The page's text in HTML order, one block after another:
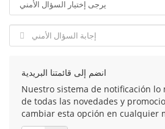
انضم إلى قائمتنا البريدية
Nuestro sistema de notificación
de todas las novedades y
cambiar esta opción en cualquier